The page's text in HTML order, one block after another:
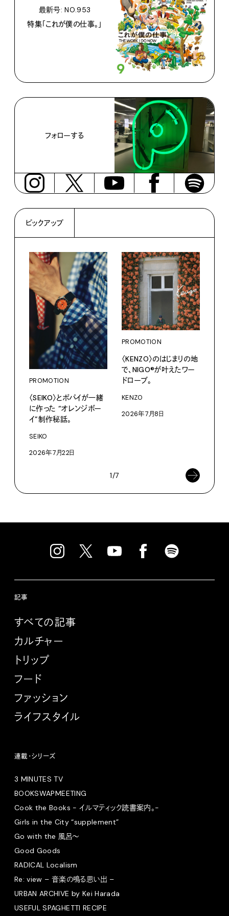
最新号: NO.953
特集「これが僕の仕事。」
フォローする
ピックアップ
PROMOTION
〈SEIKO〉とポパイが一緒
に作った “オレンジボー
イ”制作秘話。
SEIKO
2026年7月22日
PROMOTION
〈KENZO〉のはじまりの地
で、NIGO®が叶えたワー
ドローブ。
KENZO
2026年7月8日
1/7
記事
すべての記事
カルチャー
トリップ
フード
ファッション
ライフスタイル
連載・シリーズ
3 MINUTES TV
BOOKSWAPMEETING
Cook the Books - イルマティック読書案内。-
Girls in the City “supplement”
Go with the 風呂〜
Good Goods
RADICAL Localism
Re: view – 音楽の鳴る思い出 –
URBAN ARCHIVE by Kei Harada
USEFUL SPAGHETTI RECIPE